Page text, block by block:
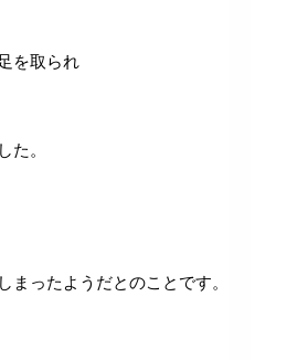
を取られ
た。
ったようだとのことです。